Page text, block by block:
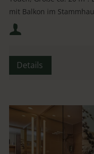
mit Balkon im
Wellness Kurzurlaub.
Mindestbelegung:
Maximalbelegung:
Details